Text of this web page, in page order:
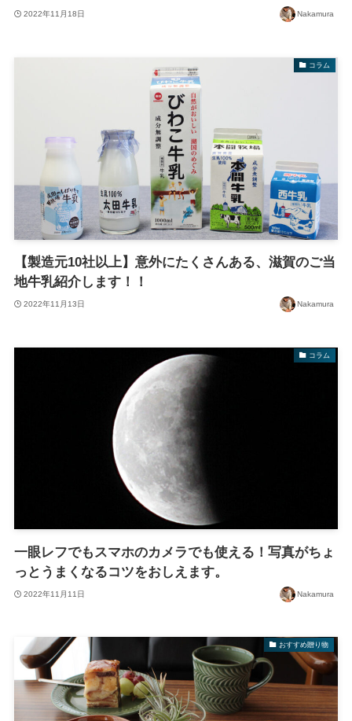
2022年11月18日 Nakamura
コラム
【製造元10社以上】意外にたくさんある、滋賀のご当
地牛乳紹介します！！
2022年11月13日 Nakamura
コラム
一眼レフでもスマホのカメラでも使える！写真がちょ
っとうまくなるコツをおしえます。
2022年11月11日 Nakamura
おすすめ贈り物